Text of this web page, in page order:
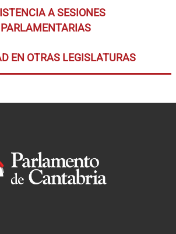
A SESIONES
PARLAMENTARIAS
EN OTRAS LEGISLATURAS